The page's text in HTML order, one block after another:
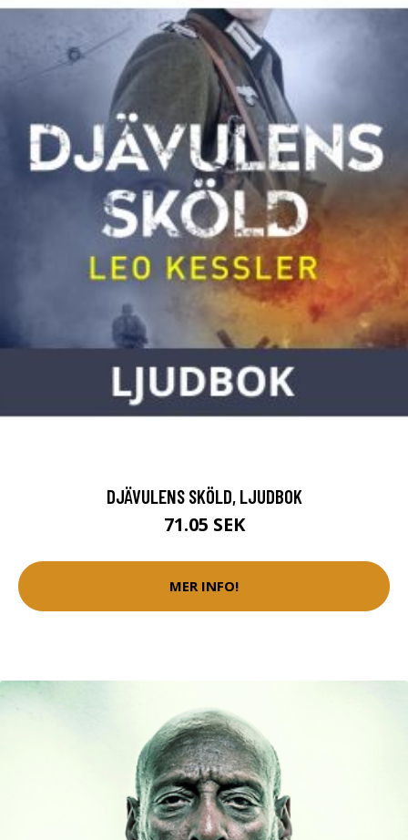
DJÄVULENS SKÖLD, LJUDBOK
71.05 SEK
MER INFO!